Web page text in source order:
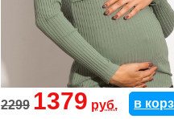
2299 1379 руб. в